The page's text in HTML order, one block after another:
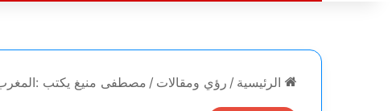
الرئيسية / رؤي ومقالات / مصطفى منيغ يكتب